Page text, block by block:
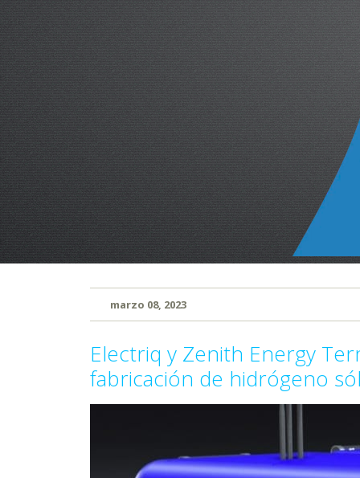
marzo 08, 2023
Electriq y Zenith Energy
fabricación de hidrógeno